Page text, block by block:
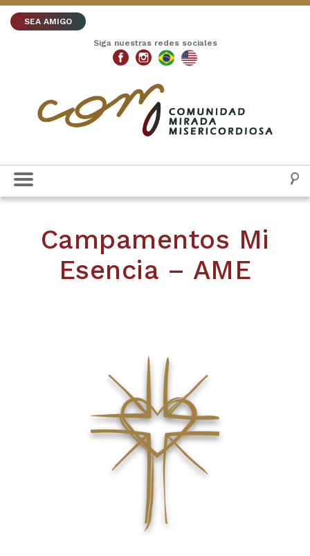
SEA AMIGO
Siga nuestras redes sociales
Campamentos Mi
Esencia – AME